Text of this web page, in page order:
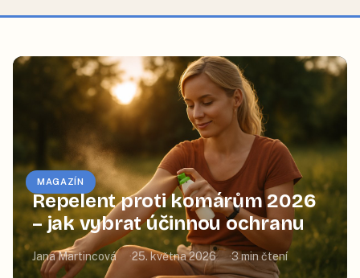
MAGAZÍN
Repelent proti komárům 2026
– jak vybrat účinnou ochranu
Jana Martincová 25. května 2026 3min čtení